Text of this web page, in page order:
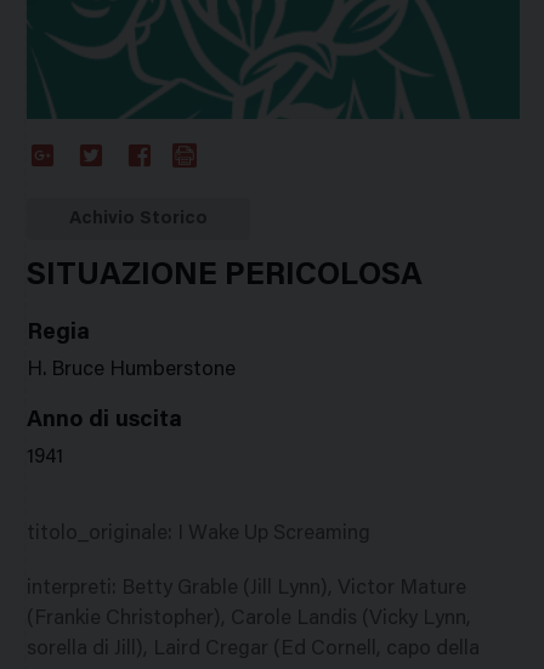
SITUAZIONE PERICOLOSA
Regia
H. Bruce Humberstone
Anno di uscita
1941
titolo_originale: I Wake Up Screaming
interpreti: Betty Grable (Jill Lynn), Victor Mature
(Frankie Christopher), Carole Landis (Vicky Lynn,
sorella di Jill), Laird Cregar (Ed Cornell, capo della